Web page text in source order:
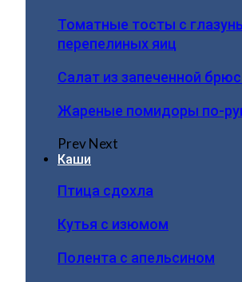
Томатные тосты с
перепелиных яиц
Салат из запеченной
Жареные помидоры по-
PrevNext
Каши
Птица сдохла
Кутья с изюмом
Полента с апельсином